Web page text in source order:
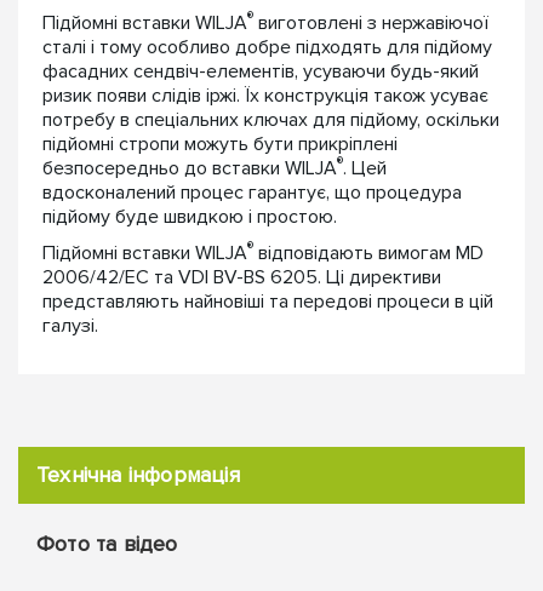
Підйомні вставки WILJA® виготовлені з нержавіючої
сталі і тому особливо добре підходять для підйому
фасадних сендвіч-елементів, усуваючи будь-який
ризик появи слідів іржі. Їх конструкція також усуває
потребу в спеціальних ключах для підйому, оскільки
підйомні стропи можуть бути прикріплені
безпосередньо до вставки WILJA®. Цей
вдосконалений процес гарантує, що процедура
підйому буде швидкою і простою.
Підйомні вставки WILJA® відповідають вимогам MD
2006/42/EC та VDI BV-BS 6205. Ці директиви
представляють найновіші та передові процеси в цій
галузі.
Технічна інформація
Фото та відео